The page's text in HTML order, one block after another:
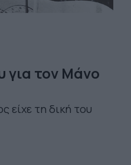
για τον Μάνο
τη δική του